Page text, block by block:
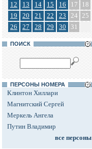
12
13 14 15 16 17
18
19
20 21 22 23 24 25
26
27 28 29 30 31
ПОИСК
ПЕРСОНЫ НОМЕРА
Клинтон Хиллари
Магнитский Сергей
Меркель Ангела
Путин Владимир
все персоны